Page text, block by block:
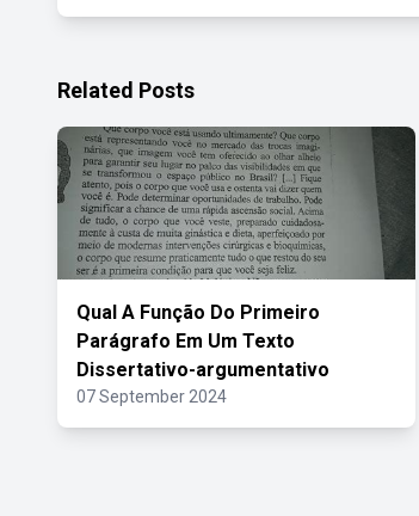
Related Posts
Qual A Função Do Primeiro
Parágrafo Em Um Texto
Dissertativo-argumentativo
07 September 2024